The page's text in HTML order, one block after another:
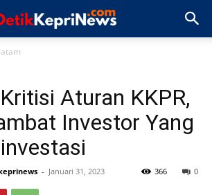
Aturan KKPR,
Investor Yang
- Januari 31, 2023 0
366